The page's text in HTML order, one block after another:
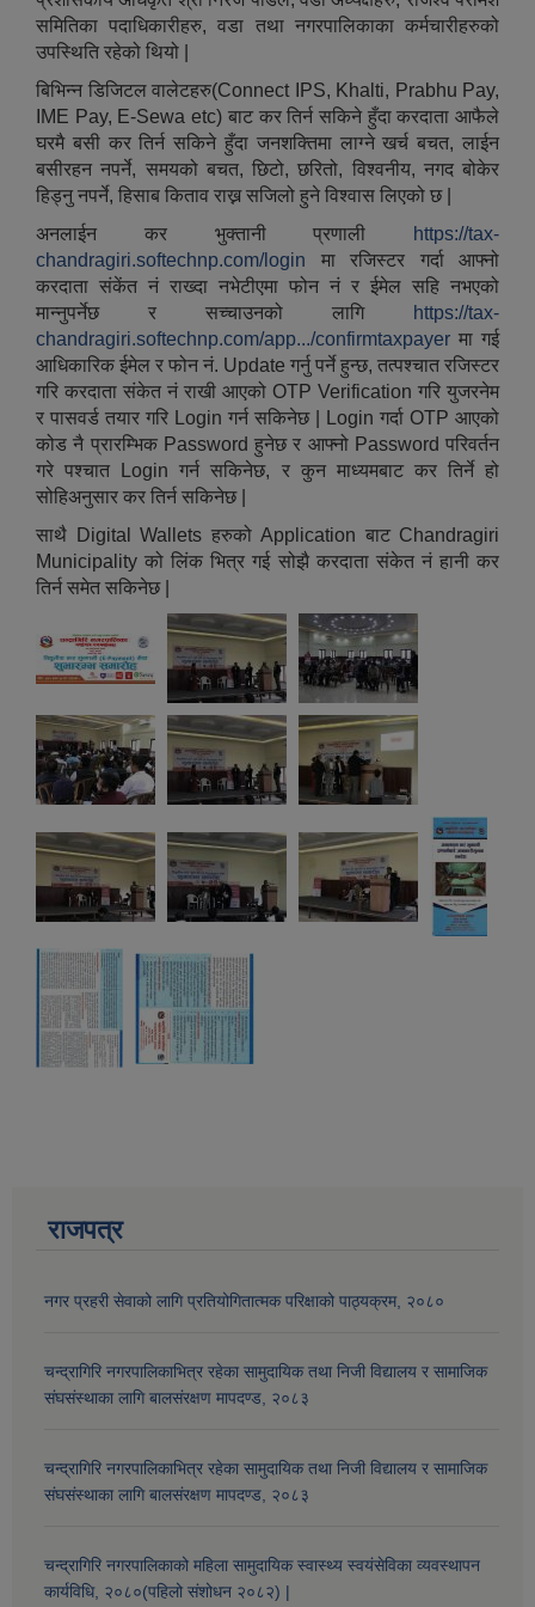
समितिका पदाधिकारीहरु, वडा तथा नगरपालिकाका कर्मचारीहरुको
उपस्थिति रहेको थियो |
बिभिन्न डिजिटल वालेटहरु(Connect IPS, Khalti, Prabhu Pay,
IME Pay, E-Sewa etc) बाट कर तिर्न सकिने हुँदा करदाता आफैले
घरमै बसी कर तिर्न सकिने हुँदा जनशक्तिमा लाग्ने खर्च बचत, लाईन
बसीरहन नपर्ने, समयको बचत, छिटो, छरितो, विश्वनीय, नगद बोकेर
हिड्नु नपर्ने, हिसाब किताव राख्न सजिलो हुने विश्वास लिएको छ |
अनलाईन कर भुक्तानी प्रणाली
https://tax-
chandragiri.softechnp.com/login मा रजिस्टर गर्दा आफ्नो
करदाता संकेंत नं राख्दा नभेटीएमा फोन नं र ईमेल सहि नभएको
मान्नुपर्नेछ र सच्चाउनको लागि
https://tax-
chandragiri.softechnp.com/app.../confirmtaxpayer मा गई
आधिकारिक ईमेल र फोन नं. Update गर्नु पर्ने हुन्छ, तत्पश्चात रजिस्टर
गरि करदाता संकेत नं राखी आएको OTP Verification गरि युजरनेम
र पासवर्ड तयार गरि Login गर्न सकिनेछ | Login गर्दा OTP आएको
कोड नै प्रारम्भिक Password हुनेछ र आफ्नो Password परिवर्तन
गरे पश्चात Login गर्न सकिनेछ, र कुन माध्यमबाट कर तिर्ने हो
सोहिअनुसार कर तिर्न सकिनेछ |
साथै Digital Wallets हरुको Application बाट Chandragiri
Municipality को लिंक भित्र गई सोझै करदाता संकेत नं हानी कर
तिर्न समेत सकिनेछ |
राजपत्र
नगर प्रहरी सेवाको लागि प्रतियोगितात्मक परिक्षाको पाठ्यक्रम, २०८०
चन्द्रागिरि नगरपालिकाभित्र रहेका सामुदायिक तथा निजी विद्यालय र सामाजिक
संघसंस्थाका लागि बालसंरक्षण मापदण्ड, २०८३
चन्द्रागिरि नगरपालिकाभित्र रहेका सामुदायिक तथा निजी विद्यालय र सामाजिक
संघसंस्थाका लागि बालसंरक्षण मापदण्ड, २०८३
चन्द्रागिरि नगरपालिकाको महिला सामुदायिक स्वास्थ्य स्वयंसेविका व्यवस्थापन
कार्यविधि, २०८०(पहिलो संशोधन २०८२) |